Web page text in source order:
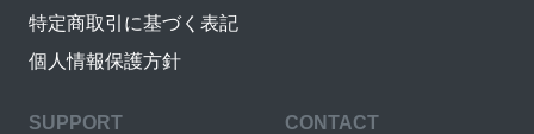
特定商取引に基づく表記
個人情報保護方針
SUPPORT CONTACT